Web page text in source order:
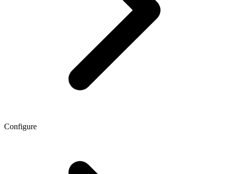
Configure